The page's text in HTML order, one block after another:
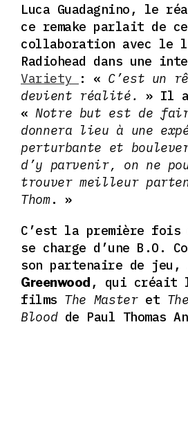
Luca Guadagnino, le
ce remake parlait de
collaboration avec le
Radiohead dans une
Variety
: « C’est un
devient réalité.
» Il
« Notre but est de
donnera lieu à une
perturbante et
d’y parvenir, on ne
trouver meilleur
Thom. »
C’est la première fois
se charge d’une B.O.
son partenaire de jeu,
Greenwood , qui créait
films The Masteret
Bloodde Paul Thomas